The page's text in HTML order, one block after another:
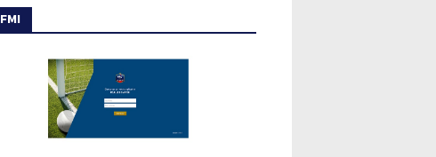
FMI